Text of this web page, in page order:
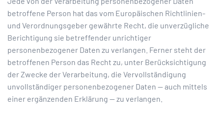
betroffene Person hat das vom Europäischen Richtlinien-
und Verordnungsgeber gewährte Recht, die unverzügliche
Berichtigung sie betreffender unrichtiger
personenbezogener Daten zu verlangen. Ferner steht der
betroffenen Person das Recht zu, unter Berücksichtigung
der Zwecke der Verarbeitung, die Vervollständigung
unvollständiger personenbezogener Daten — auch mittels
einer ergänzenden Erklärung — zu verlangen.